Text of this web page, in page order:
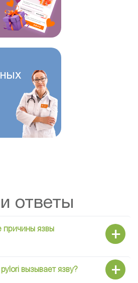
ответы
причины язвы
вызывает язву?